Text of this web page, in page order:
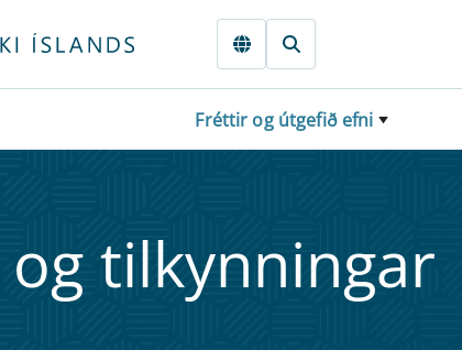
Fréttir og útgefið efni
til­kynn­ing­ar